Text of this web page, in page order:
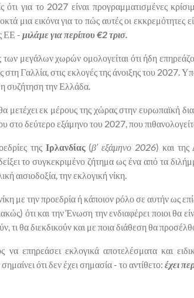
ότι για το 2027 είναι προγραμματισμένες
μια εικόνα για το πώς αυτές οι εκκρεμότητες
ΕΕ - μιλάμε για περίπου €2 τρισ.
των μεγάλων χωρών ομολογείται ότι ήδη
στη Γαλλία, στις εκλογές της άνοιξης του 2027.
συζήτηση την Ελλάδα.
μετέχει εκ μέρους της χώρας στην ευρωπαϊκή
στο δεύτερο εξάμηνο του 2027, που
της Ιρλανδίας(β’ εξάμηνο 2026) και της
το συγκεκριμένο ζήτημα ως ένα από τα
αισιοδοξία, την εκλογική νίκη.
με την προεδρία ή κάποιον ρόλο σε αυτήν ως
ότι και την Ένωση την ενδιαφέρει ποιοι
τι θα διεκδικούν και με ποια διάθεση θα
να επηρεάσει εκλογικά αποτελέσματα και
ότι δεν έχει σημασία - το αντίθετο: έχει